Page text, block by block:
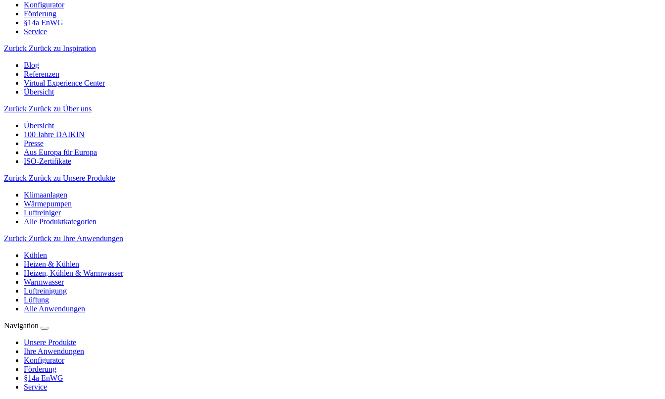
Konfigurator
Förderung
§14a EnWG
Service
Zurück Zurück zu Inspiration
Blog
Referenzen
Virtual Experience Center
Übersicht
Zurück Zurück zu Über uns
Übersicht
100 Jahre DAIKIN
Presse
Aus Europa für Europa
ISO-Zertifikate
Zurück Zurück zu Unsere Produkte
Klimaanlagen
Wärmepumpen
Luftreiniger
Alle Produktkategorien
Zurück Zurück zu Ihre Anwendungen
Kühlen
Heizen & Kühlen
Heizen, Kühlen & Warmwasser
Warmwasser
Luftreinigung
Lüftung
Alle Anwendungen
Navigation
Unsere Produkte
Ihre Anwendungen
Konfigurator
Förderung
§14a EnWG
Service